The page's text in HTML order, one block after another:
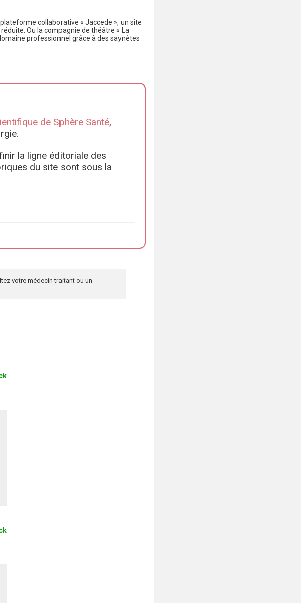
collaborative « Jaccede », un site
Ou la compagnie de théâtre « La
professionnel grâce à des saynètes
de Sphère Santé,
la ligne éditoriale des
du site sont sous la
votre médecin traitant ou un